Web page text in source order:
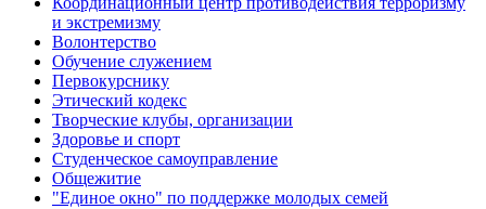
и экстремизму
Волонтерство
Обучение служением
Первокурснику
Этический кодекс
Творческие клубы, организации
Здоровье и спорт
Студенческое самоуправление
Общежитие
"Единое окно" по поддержке молодых семей